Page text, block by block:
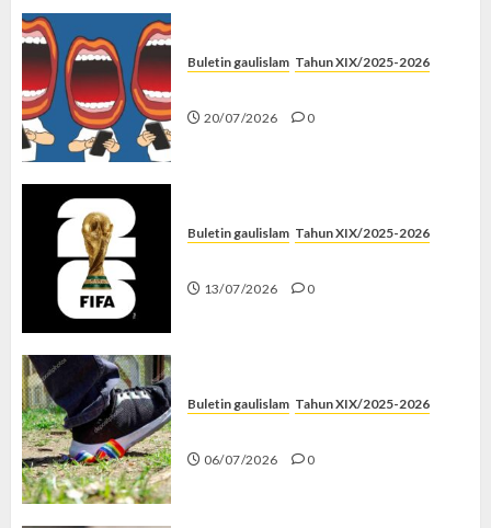
Buletin gaulislam Tahun XIX/2025-2026
20/07/2026 0
Buletin gaulislam Tahun XIX/2025-2026
13/07/2026 0
Buletin gaulislam Tahun XIX/2025-2026
06/07/2026 0